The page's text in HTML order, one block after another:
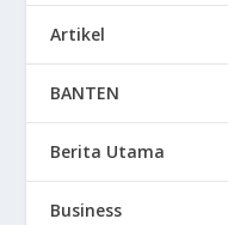
Artikel
BANTEN
Berita Utama
Business